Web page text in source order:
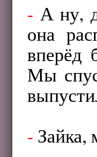
- А ну,
она
вперёд
Мы
- Зайка,